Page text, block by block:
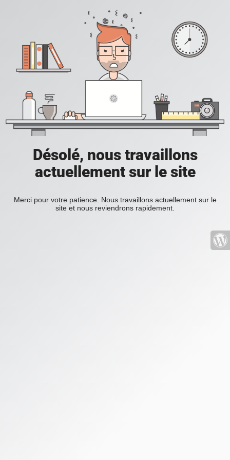
Désolé, nous travaillons
actuellement sur le site
Merci pour votre patience. Nous travaillons actuellement sur le
site et nous reviendrons rapidement.